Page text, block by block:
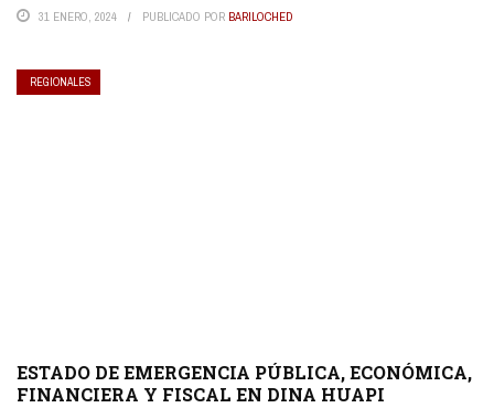
31 ENERO, 2024 PUBLICADO POR BARILOCHED
REGIONALES
ESTADO DE EMERGENCIA PÚBLICA, ECONÓMICA,
FINANCIERA Y FISCAL EN DINA HUAPI